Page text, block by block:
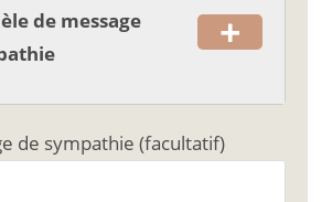
de message
+
de sympathie (facultatif)